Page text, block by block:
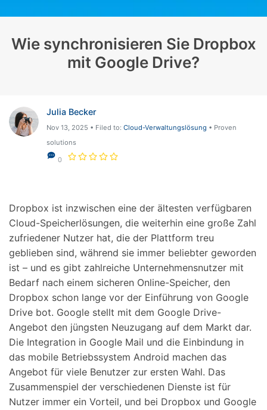
Wie synchronisieren Sie Dropbox
mit Google Drive?
Julia Becker
Nov 13, 2025 • Filed to: Cloud-Verwaltungslösung • Proven
solutions
0
Dropbox ist inzwischen eine der ältesten verfügbaren
Cloud-Speicherlösungen, die weiterhin eine große Zahl
zufriedener Nutzer hat, die der Plattform treu
geblieben sind, während sie immer beliebter geworden
ist – und es gibt zahlreiche Unternehmensnutzer mit
Bedarf nach einem sicheren Online-Speicher, den
Dropbox schon lange vor der Einführung von Google
Drive bot. Google stellt mit dem Google Drive-
Angebot den jüngsten Neuzugang auf dem Markt dar.
Die Integration in Google Mail und die Einbindung in
das mobile Betriebssystem Android machen das
Angebot für viele Benutzer zur ersten Wahl. Das
Zusammenspiel der verschiedenen Dienste ist für
Nutzer immer ein Vorteil, und bei Dropbox und Google